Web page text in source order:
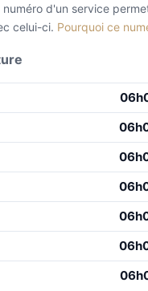
d'un service
celui-ci. Pourquoi ce